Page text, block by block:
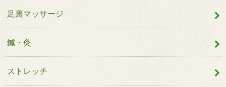
足裏マッサージ
鍼・灸
ストレッチ